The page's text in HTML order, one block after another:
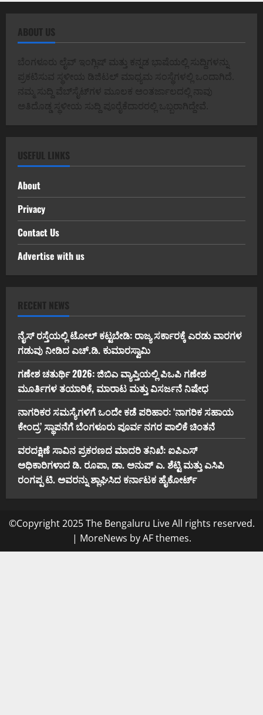
ABOUT US
ಬೆಂಗಳೂರು ಲೈವ್ ಇಂಗ್ಲಿಷ್ ಮತ್ತು ಕನ್ನಡ ಭಾಷೆಯಲ್ಲಿ ಸುದ್ದಿಗಳನ್ನು
ಪ್ರಕಟಿಸುವ ಸ್ಥಳೀಯ ಡಿಜಿಟಲ್ ಮಾಧ್ಯಮ ಸಂಸ್ಥೆಗಳಲ್ಲಿ ಒಂದಾಗಿದೆ.
ನಮ್ಮ ಸುದ್ದಿ ವೆಬ್‌ಸೈಟ್‌ಗಳ ಮೂಲಕ ಅಂತರ್ಜಾಲದಲ್ಲಿ ನಾವು
ಅತಿದೊಡ್ಡ ಸ್ಥಳೀಯ ಸುದ್ದಿ ಪೂರೈಕೆದಾರರಲ್ಲಿ ಒಬ್ಬರಾಗಿದ್ದೇವೆ.
USEFUL LINKS
About
Privacy
Contact Us
Advertise with us
RECENT NEWS
ನೈಸ್ ರಸ್ತೆಯಲ್ಲಿ ಟೋಲ್ ಕಟ್ಟಬೇಡಿ: ರಾಜ್ಯ ಸರ್ಕಾರಕ್ಕೆ ಎರಡು ವಾರಗಳ
ಗಡುವು ನೀಡಿದ ಎಚ್.ಡಿ. ಕುಮಾರಸ್ವಾಮಿ
ಗಣೇಶ ಚತುರ್ಥಿ 2026: ಜಿಬಿಎ ವ್ಯಾಪ್ತಿಯಲ್ಲಿ ಪಿಒಪಿ ಗಣೇಶ
ಮೂರ್ತಿಗಳ ತಯಾರಿಕೆ, ಮಾರಾಟ ಮತ್ತು ವಿಸರ್ಜನೆ ನಿಷೇಧ
ನಾಗರಿಕರ ಸಮಸ್ಯೆಗಳಿಗೆ ಒಂದೇ ಕಡೆ ಪರಿಹಾರ: ‘ನಾಗರಿಕ ಸಹಾಯ
ಕೇಂದ್ರ’ ಸ್ಥಾಪನೆಗೆ ಬೆಂಗಳೂರು ಪೂರ್ವ ನಗರ ಪಾಲಿಕೆ ಚಿಂತನೆ
ವರದಕ್ಷಿಣೆ ಸಾವಿನ ಪ್ರಕರಣದ ಮಾದರಿ ತನಿಖೆ: ಐಪಿಎಸ್
ಅಧಿಕಾರಿಗಳಾದ ಡಿ. ರೂಪಾ, ಡಾ. ಅನುಪ್ ಎ. ಶೆಟ್ಟಿ ಮತ್ತು ಎಸಿಪಿ
ರಂಗಪ್ಪ ಟಿ. ಅವರನ್ನು ಶ್ಲಾಘಿಸಿದ ಕರ್ನಾಟಕ ಹೈಕೋರ್ಟ್
©Copyright 2025 The Bengaluru Live All rights reserved.
| MoreNews by AF themes.